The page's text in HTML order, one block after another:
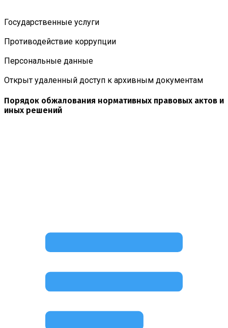
Государственные услуги
Противодействие коррупции
Персональные данные
Открыт удаленный доступ к архивным документам
Порядок обжалования нормативных правовых актов и
иных решений